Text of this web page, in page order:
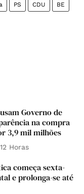
PS CDU BE
Governo de
na compra
3,9 mil milhões
12 Horas
começa sexta-
e prolonga-se até